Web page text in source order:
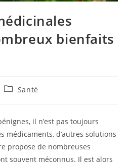
bienfaits
PostSanté
il n’est pas toujours
médicaments, d’autres solutions
propose de nombreuses
souvent méconnus. Il est alors